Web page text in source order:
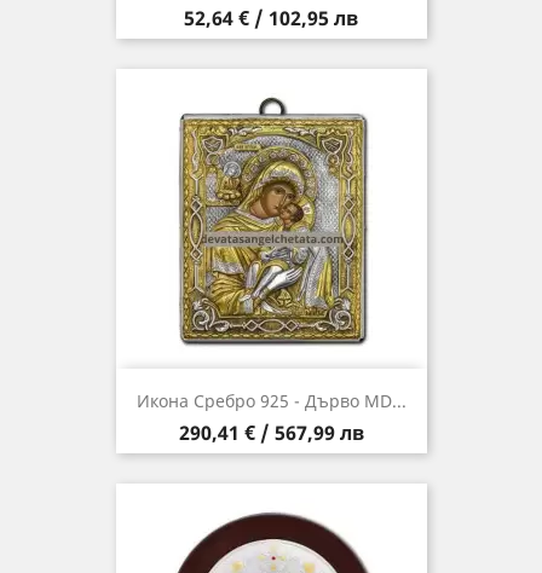
Цена
52,64 € / 102,95 лв
Икона Сребро 925 - Дърво MD...
Цена
290,41 € / 567,99 лв